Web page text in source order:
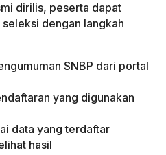
dirilis, peserta dapat
dengan langkah
SNBP dari portal
yang digunakan
data yang terdaftar
hasil